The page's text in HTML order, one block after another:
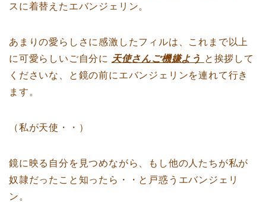
スに着替えたエバンジェリン。
あまりの愛らしさに感激したフィルは、これまで以上
に可愛らしいご自分に 天使さんご機嫌よう と挨拶して
くださいな、と鏡の前にエバンジェリンを連れて行き
ます。
（私が天使・・）
鏡に映る自分を見つめながら、もし他の人たちが私が
奴隷だったこと知ったら・・と戸惑うエバンジェリ
ン。